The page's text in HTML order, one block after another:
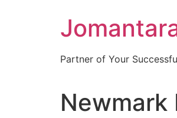
Partner of Your
Newmark